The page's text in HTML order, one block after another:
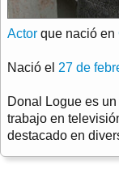
Actor que nació en
Nació el 27 de
Donal Logue es un
trabajo en
destacado en